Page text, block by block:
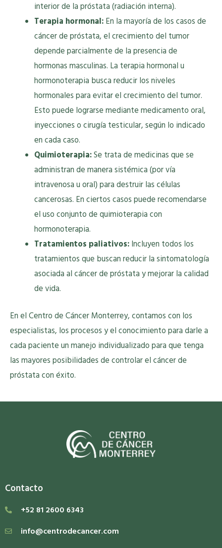
interior de la próstata (radiación interna).
Terapia hormonal:En la mayoría de los casos de
cáncer de próstata, el crecimiento del tumor
depende parcialmente de la presencia de
hormonas masculinas. La terapia hormonal u
hormonoterapia busca reducir los niveles
hormonales para evitar el crecimiento del tumor.
Esto puede lograrse mediante medicamento oral,
inyecciones o cirugía testicular, según lo indicado
en cada caso.
Quimioterapia:Se trata de medicinas que se
administran de manera sistémica (por vía
intravenosa u oral) para destruir las células
cancerosas. En ciertos casos puede recomendarse
el uso conjunto de quimioterapia con
hormonoterapia.
Tratamientos paliativos:Incluyen todos los
tratamientos que buscan reducir la sintomatología
asociada al cáncer de próstata y mejorar la calidad
de vida.
En el Centro de Cáncer Monterrey, contamos con los
especialistas, los procesos y el conocimiento para darle a
cada paciente un manejo individualizado para que tenga
las mayores posibilidades de controlar el cáncer de
próstata con éxito.
Contacto
+52 81 2600 6343
info@centrodecancer.com